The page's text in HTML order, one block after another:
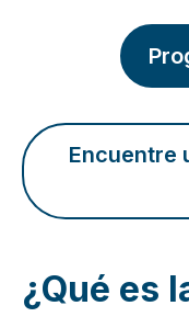
Encuentre
¿Qué es